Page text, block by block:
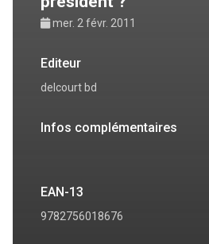
mer. 2 févr. 2011
Editeur
delcourt bd
Infos complémentaires
EAN-13
9782756018676